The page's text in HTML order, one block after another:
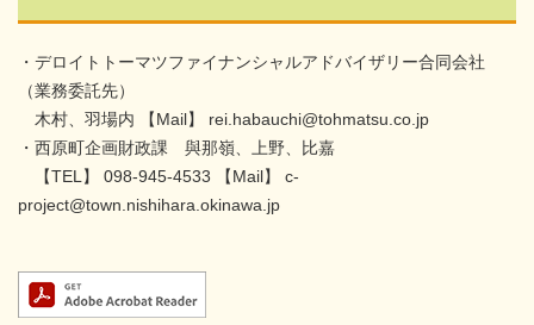
・デロイトトーマツファイナンシャルアドバイザリー合同会社
（業務委託先）
木村、羽場内 【Mail】 rei.habauchi@tohmatsu.co.jp
・西原町企画財政課 與那嶺、上野、比嘉
【TEL】 098-945-4533 【Mail】 c-
project@town.nishihara.okinawa.jp